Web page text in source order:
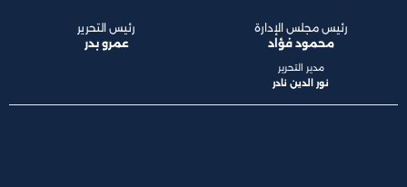
رئيس مجلس الإدارة
محمود فؤاد
مدير التحرير
نور الدين نادر
رئيس التحرير
عمرو بدر